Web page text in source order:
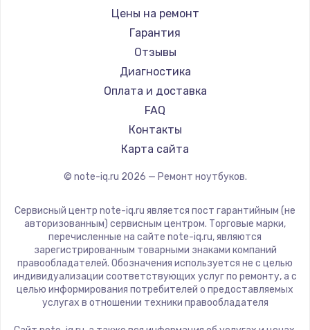
Ремонт ноутбуков iru
Ремонт ноутбуков Machenike
Ремонт ноутбуков DEXP
Ремонт ноутбуков Teclast
Ремонт ноутбуков CHUWI
Ремонт ноутбуков Colorful
Gigabyte
Aorus
Maibenben
Getac
Epson
Philips
LG
Panasonic
ZTE
Hiper
Evga
Google
Echips
Цены на ремонт
Гарантия
Отзывы
Диагностика
Оплата и доставка
FAQ
Контакты
Карта сайта
© note-iq.ru 2026 — Ремонт ноутбуков.
Сервисный центр note-iq.ru является пост гарантийным (не
авторизованным) сервисным центром. Торговые марки,
перечисленные на сайте note-iq.ru, являются
зарегистрированным товарными знаками компаний
правообладателей. Обозначения используется не с целью
индивидуализации соответствующих услуг по ремонту, а с
целью информирования потребителей о предоставляемых
услугах в отношении техники правообладателя